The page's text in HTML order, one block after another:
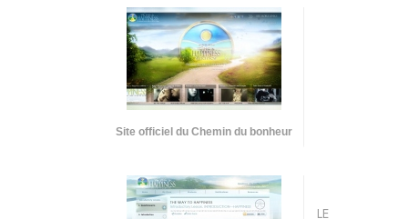
Site officiel du Chemin du bonheur
LE